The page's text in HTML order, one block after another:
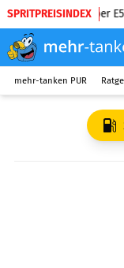
SPRITPREISINDEX
Diesel Super E5
mehr-tanken PUR